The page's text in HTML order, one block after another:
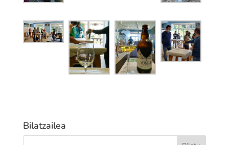
Bilatzailea